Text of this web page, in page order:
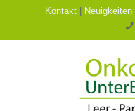
Kontakt Neuigkeiten